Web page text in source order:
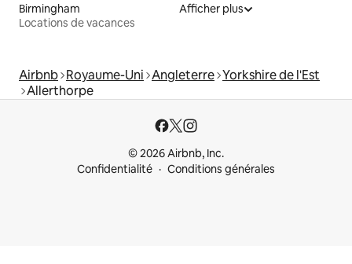
Birmingham
Locations de vacances
Afficher plus
Airbnb Royaume-Uni Angleterre Yorkshire de l'Est
Allerthorpe
© 2026 Airbnb, Inc.
Confidentialité
Conditions générales